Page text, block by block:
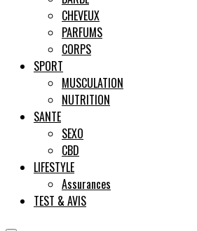
CHEVEUX
PARFUMS
CORPS
SPORT
MUSCULATION
NUTRITION
SANTE
SEXO
CBD
LIFESTYLE
Assurances
TEST & AVIS